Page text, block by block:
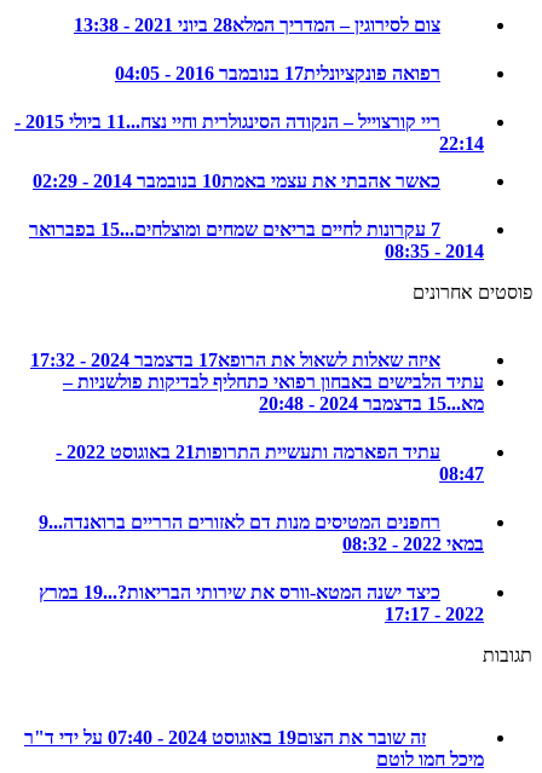
צום לסירוגין – המדריך המלא 28 ביוני 2021 - 13:38
רפואה פונקציונלית17 בנובמבר 2016 - 04:05
ריי קורצוייל – הנקודה הסינגולרית וחיי נצח...
11 ביולי 2015 -
כאשר אהבתי את עצמי באמת 10 בנובמבר 2014 - 02:29
15 בפברואר
אחרונים
איזה שאלות לשאול את הרופא17 בדצמבר 2024 - 17:32
עתיד הלבישים באבחון רפואי כתחליף לבדיקות פולשניות –
15 בדצמבר 2024 - 20:48
עתיד הפארמה ותעשיית התרופות
21 באוגוסט 2022 -
רחפנים המטיסים מנות דם לאזורים הרריים ברואנדה...9
כיצד ישנה המטא-וורס את שירותי הבריאות?...
19 במרץ
זה שובר את הצום
19 באוגוסט 2024 - 07:40 על ידי ד"ר
מיכל חמו לוטם